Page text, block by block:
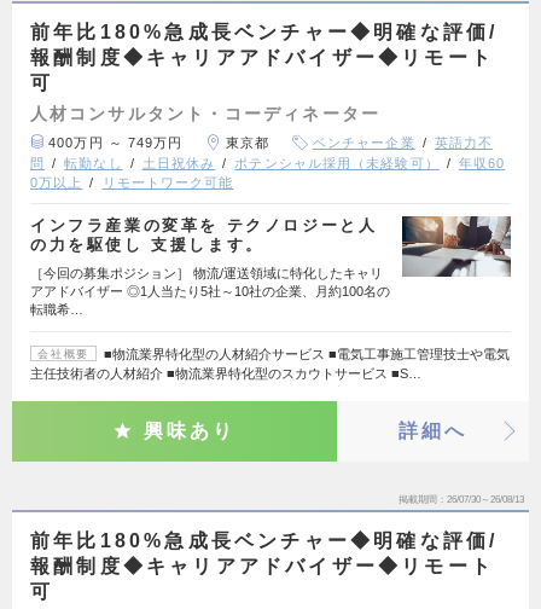
前年比180%急成長ベンチャー◆明確な評価/
報酬制度◆キャリアアドバイザー◆リモート
可
人材コンサルタント・コーディネーター
400万円 ～ 749万円 東京都 ベンチャー企業
英語力不
問
転勤なし 土日祝休み ポテンシャル採用（未経験可）
年収60
0万以上
リモートワーク可能
インフラ産業の変革を テクノロジーと人
の力を駆使し 支援します。
［今回の募集ポジション］ 物流/運送領域に特化したキャリ
アアドバイザー ◎1人当たり5社～10社の企業、月約100名の
転職希…
会社概要
■物流業界特化型の人材紹介サービス ■電気工事施工管理技士や電気
主任技術者の人材紹介 ■物流業界特化型のスカウトサービス ■S…
興味あり 詳細へ
掲載期間 26/07/30～26/08/13
前年比180%急成長ベンチャー◆明確な評価/
報酬制度◆キャリアアドバイザー◆リモート
可